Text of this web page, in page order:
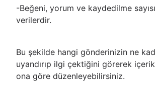
-Beğeni, yorum ve kaydedilme
verilerdir.
Bu şekilde hangi gönderinizin ne
uyandırıp ilgi çektiğini görerek
ona göre düzenleyebilirsiniz.